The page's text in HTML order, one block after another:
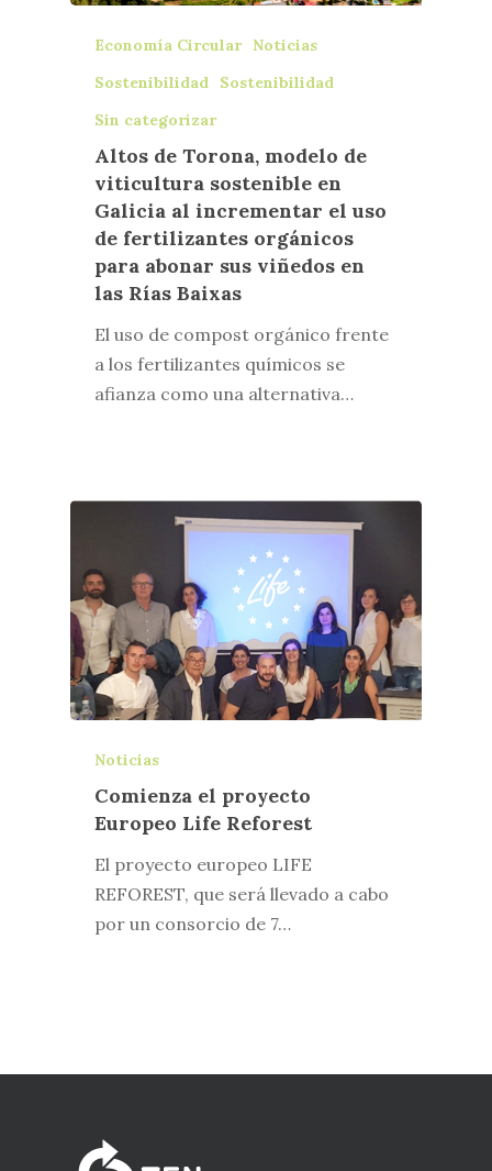
Economía Circular Noticias
Sostenibilidad
Sostenibilidad
Sin categorizar
Altos de Torona, modelo de
viticultura sostenible en
Galicia al incrementar el uso
de fertilizantes orgánicos
para abonar sus viñedos en
las Rías Baixas
El uso de compost orgánico frente
a los fertilizantes químicos se
afianza como una alternativa…
Noticias
Comienza el proyecto
Europeo Life Reforest
El proyecto europeo LIFE
REFOREST, que será llevado a cabo
por un consorcio de 7…